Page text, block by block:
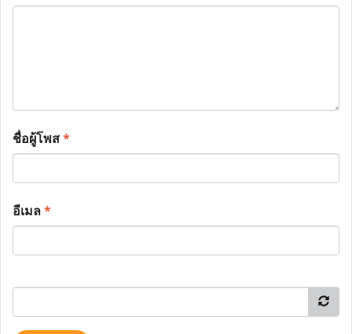
ชื่อผู้โพส*
อีเมล*